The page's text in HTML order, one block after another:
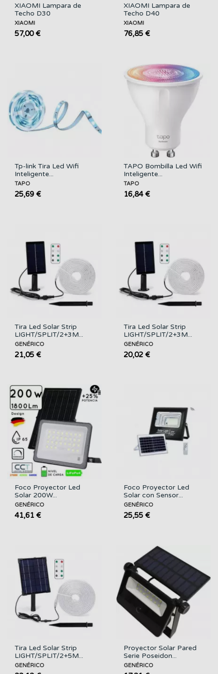
XIAOMI Lampara de
Techo D30
F350X60MM...
XIAOMI
57,00 €
XIAOMI Lampara de
Techo D40
F450X60MM...
XIAOMI
76,85 €
Tp-link Tira Led Wifi
Inteligente...
TAPO
25,69 €
TAPO Bombilla Led Wifi
Inteligente...
TAPO
16,84 €
Tira Led Solar Strip
LIGHT/SPLIT/2+3M...
GENÉRICO
21,05 €
Tira Led Solar Strip
LIGHT/SPLIT/2+3M...
GENÉRICO
20,02 €
Foco Proyector Led
Solar 200W...
GENÉRICO
41,61 €
Foco Proyector Led
Solar con Sensor...
GENÉRICO
25,55 €
Tira Led Solar Strip
LIGHT/SPLIT/2+5M...
GENÉRICO
Proyector Solar Pared
Serie Poseidon...
GENÉRICO